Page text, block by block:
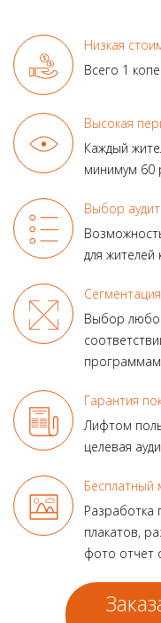
Низкая
Всего 1
Высокая
Каждый
минимум 60
Выбор
для
Выбор
Гарантия
Лифтом
целевая
Бесплатный
плакатов,
фото отчет